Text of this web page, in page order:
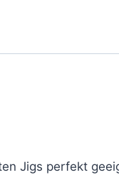
Jigs perfekt